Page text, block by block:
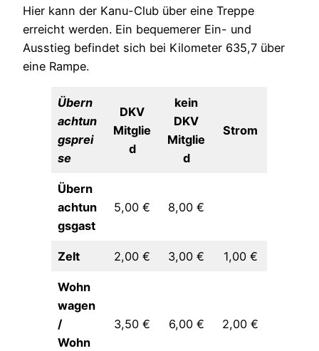
Hier kann der Kanu-Club über eine Treppe
erreicht werden. Ein bequemerer Ein- und
Ausstieg befindet sich bei Kilometer 635,7 über
eine Rampe.
Übern
achtun
gsprei
se
DKV
Mitglie
d
kein
DKV
Mitglie
d
Strom
Übern
achtun
gsgast
5,00 € 8,00 €
Zelt 2,00 € 3,00 € 1,00 €
Wohn
wagen
/
Wohn
3,50 € 6,00 € 2,00 €